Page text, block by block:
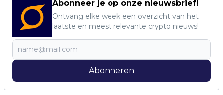
Abonneer je op onze nieuwsbrief!
Ontvang elke week een overzicht van het
laatste en meest relevante crypto nieuws!
Abonneren